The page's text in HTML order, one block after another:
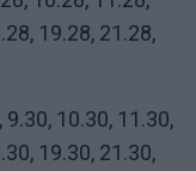
19.28, 21.28,
10.30, 11.30,
19.30, 21.30,